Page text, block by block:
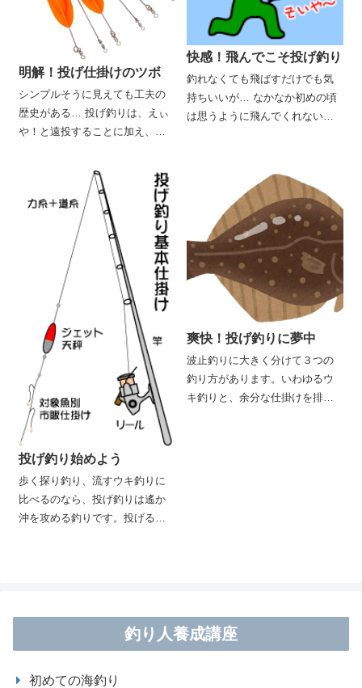
明解！投げ仕掛けのツボ
シンプルそうに見えても工夫の
歴史がある… 投げ釣りは、えぃ
や！と遠投することに加え、基
タリを待つ釣りですから、他の
釣りには見られないような仕掛
けの工夫があります。投げ釣り
に使われる各種の仕掛けの特徴
を知っておくことは、釣果を左
右する大きな分かれ道です。こ
こでは基本的な仕掛けの特徴と
使い方を覚えましょう。
快感！飛んでこそ投げ釣り
釣れなくても飛ばすだけでも気
持ちいいが… なかなか初めの頃
は思うように飛んでくれないも
わ、いらいらがつのります。特
に女性は男性のようにはなかな
か飛びませんし、男性のベテラ
ンでも力んだほどには飛ばない
人もいます。ここでは、ちょっ
としたコツでうまく飛ばせる秘
訣を伝授しますから、しっかり
覚えてね。
投げ釣り始めよう
歩く探り釣り、流すウキ釣りに
比べるのなら、投げ釣りは遙か
沖を攻める釣りです。投げると
爽快！投げ釣りに夢中
波止釣りに大きく分けて３つの
釣り方があります。いわゆるウ
キ釣りと、余分な仕掛けを排除
でやらなくても季節折々の魚を
愉しむことができます。まずは
釣り人養成講座
初めての海釣り